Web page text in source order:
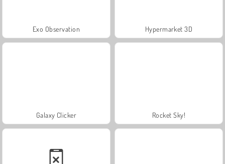
Exo Observation Hypermarket 3D
Galaxy Clicker Rocket Sky!